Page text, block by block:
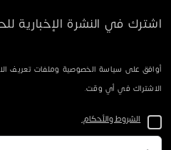
اشترك في النشرة الإخبارية
الاشتراك في أي وقت.
الشروط والأحكام.